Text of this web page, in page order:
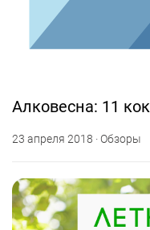
Алковесна: 11
23 апреля 2018 · Обзоры